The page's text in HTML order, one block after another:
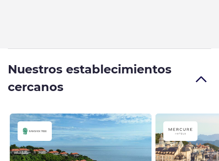
Nuestros establecimientos
cercanos